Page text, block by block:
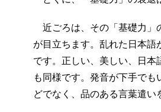
近ごろは、その「基礎力」
が目立ちます。乱れた日本語
です。正しい、美しい、日
も同様です。発音が下手で
どでなく、品のある言葉遣い